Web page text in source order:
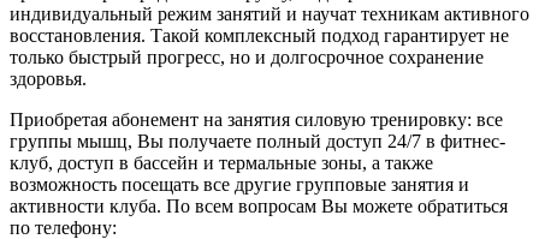
индивидуальный режим занятий и научат техникам активного
восстановления. Такой комплексный подход гарантирует не
только быстрый прогресс, но и долгосрочное сохранение
здоровья.
Приобретая абонемент на занятия силовую тренировку: все
группы мышц, Вы получаете полный доступ 24/7 в фитнес-
клуб, доступ в бассейн и термальные зоны, а также
возможность посещать все другие групповые занятия и
активности клуба. По всем вопросам Вы можете обратиться
по телефону: